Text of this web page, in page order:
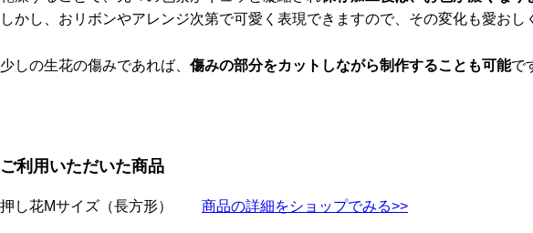
しかし、おリボンやアレンジ次第で可愛く表現できますので、その変化も愛お
少しの生花の傷みであれば、 傷みの部分をカットしながら制作することも可能で
ご利用いただいた商品
押し花Mサイズ（長方形） 商品の詳細をショップでみる>>